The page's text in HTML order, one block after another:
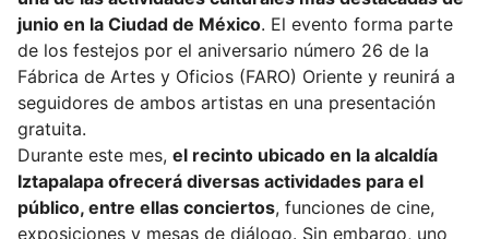
junio en la Ciudad de México. El evento forma parte
de los festejos por el aniversario número 26 de la
Fábrica de Artes y Oficios (FARO) Oriente y reunirá a
seguidores de ambos artistas en una presentación
gratuita.
Durante este mes, el recinto ubicado en la alcaldía
Iztapalapa ofrecerá diversas actividades para el
público, entre ellas conciertos, funciones de cine,
exposiciones y mesas de diálogo. Sin embargo, uno